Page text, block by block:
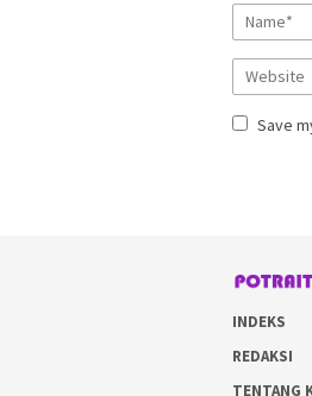
Save
INDEKS
REDAKSI
TENTANG